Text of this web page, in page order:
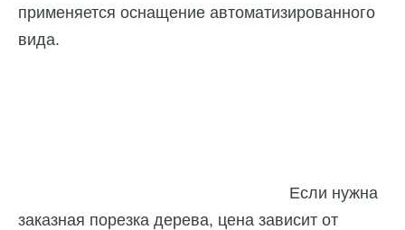
применяется оснащение автоматизированного
вида.
Если нужна
заказная порезка дерева, цена зависит от